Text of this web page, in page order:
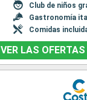
Club de niños
Gastronomía
Comidas
VER LAS OFERTAS